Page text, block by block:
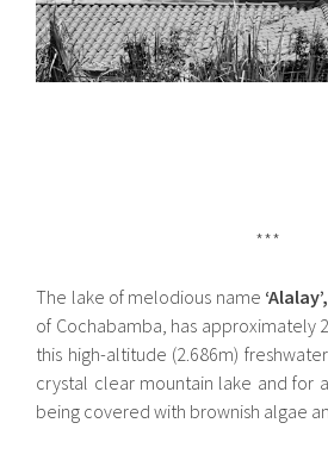
***
The lake of melodious name ‘Alalay’,
of Cochabamba, has approximately
this high-altitude (2.686m)
crystal clear mountain lake and for
being covered with brownish algae